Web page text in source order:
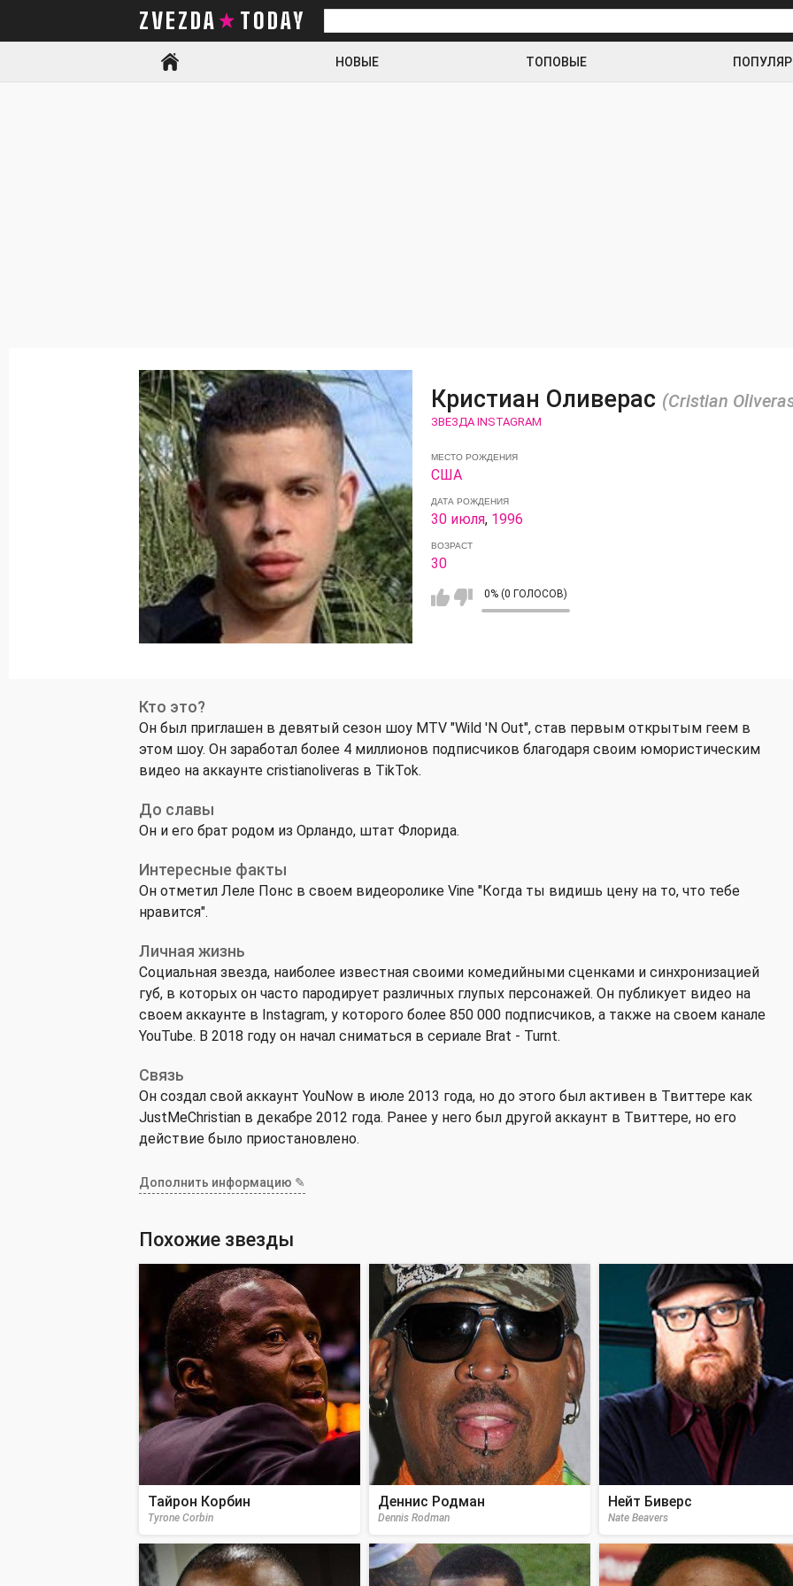
ZVEZDA TODAY
Искать
НОВЫЕ ТОПОВЫЕ
Кристиан Оливерас (Cristian
ЗВЕЗДА INSTAGRAM
МЕСТО РОЖДЕНИЯ
США
ДАТА РОЖДЕНИЯ
30 июля, 1996
ВОЗРАСТ
30
0% (0 ГОЛОСОВ)
Кто это?
Он был приглашен в девятый сезон шоу MTV "Wild 'N Out", став первым открытым геем в
этом шоу. Он заработал более 4 миллионов подписчиков благодаря своим юмористическим
видео на аккаунте cristianoliveras в TikTok.
До славы
Он и его брат родом из Орландо, штат Флорида.
Интересные факты
Он отметил Леле Понс в своем видеоролике Vine "Когда ты видишь цену на то, что тебе
нравится".
Личная жизнь
Социальная звезда, наиболее известная своими комедийными сценками и синхронизацией
губ, в которых он часто пародирует различных глупых персонажей. Он публикует видео на
своем аккаунте в Instagram, у которого более 850 000 подписчиков, а также на своем канале
YouTube. В 2018 году он начал сниматься в сериале Brat - Turnt.
Связь
Он создал свой аккаунт YouNow в июле 2013 года, но до этого был активен в Твиттере как
JustMeChristian в декабре 2012 года. Ранее у него был другой аккаунт в Твиттере, но его
действие было приостановлено.
Дополнить информацию ✎
Похожие звезды
Тайрон Корбин
Tyrone Corbin
Деннис Родман
Dennis Rodman
Нейт Биверс
Nate Beavers